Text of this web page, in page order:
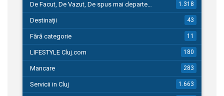
De Facut, De Vazut, De spus mai departe… 1.318
Destinații 43
Fără categorie 11
LIFESTYLE Cluj.com 180
Mancare 283
Servicii in Cluj 1.663